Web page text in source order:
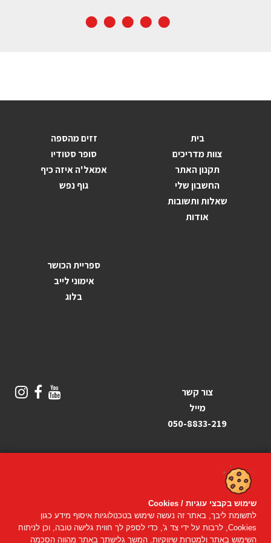
בית
צוות מדריכים
תקנון האתר
החשבון שלי
שאלות ותשובות
אודות
זזים מהספה
סופר סטודיו
אמאל'ה איזה כיף
גוף נפש
ספריית הכושר
אימוני לייב
בלוג
צור קשר
מייל
050-8833-219
© כל הזכויות שמורותפיטנס אונליין2019–2026
קניה מאובטחת
שימוש בקבצי עוגיות / Cookies
לתשומת ליבך, באתר זה נעשה שימוש בטכנולוגיות איסוף מידע כגון
Cookies, לרבות על ידי צד ג', כדי לספק לך חווית גלישה טובה, וכן לניתוח
השימוש באתר ולמטרות שיווקיות. המשך גלישתך באתר מהווה הסכמה